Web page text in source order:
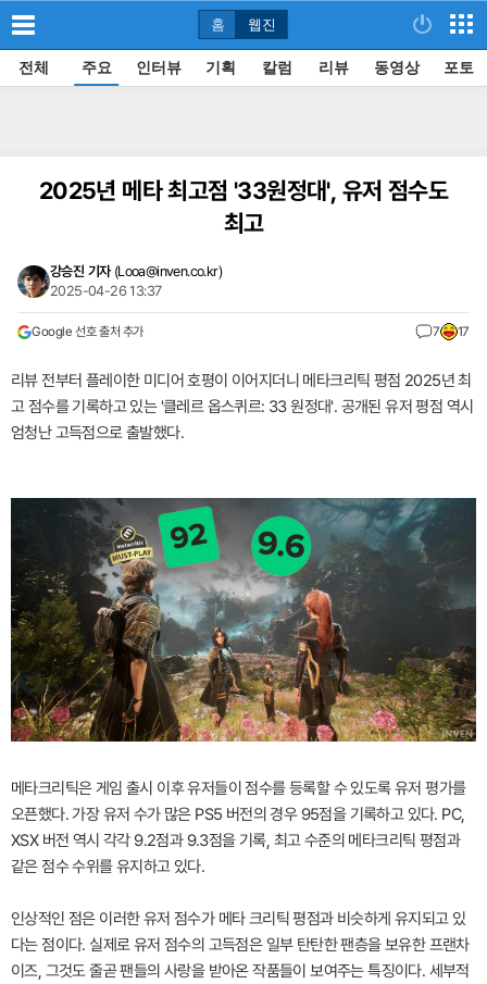
홈 웹진
전체 주요 인터뷰 기획 칼럼 리뷰 동영상 포토
2025년 메타 최고점 '33원정대', 유저 점수도
최고
강승진 기자 (Looa@inven.co.kr)
2025-04-26 13:37
Google 선호 출처 추가 7 17
리뷰 전부터 플레이한 미디어 호평이 이어지더니 메타크리틱 평점 2025년 최
고 점수를 기록하고 있는 '클레르 옵스퀴르: 33 원정대'. 공개된 유저 평점 역시
엄청난 고득점으로 출발했다.
메타크리틱은 게임 출시 이후 유저들이 점수를 등록할 수 있도록 유저 평가를
오픈했다. 가장 유저 수가 많은 PS5 버전의 경우 95점을 기록하고 있다. PC,
XSX 버전 역시 각각 9.2점과 9.3점을 기록, 최고 수준의 메타크리틱 평점과
같은 점수 수위를 유지하고 있다.
인상적인 점은 이러한 유저 점수가 메타 크리틱 평점과 비슷하게 유지되고 있
다는 점이다. 실제로 유저 점수의 고득점은 일부 탄탄한 팬층을 보유한 프랜차
이즈, 그것도 줄곧 팬들의 사랑을 받아온 작품들이 보여주는 특징이다. 세부적